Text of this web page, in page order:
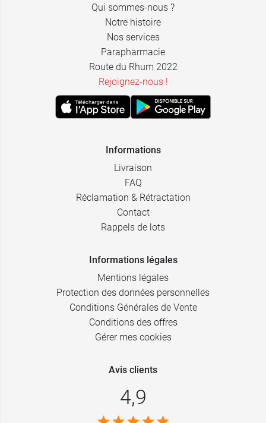
Qui sommes-nous ?
Notre histoire
Nos services
Parapharmacie
Route du Rhum 2022
Rejoignez-nous !
Informations
Livraison
FAQ
Réclamation & Rétractation
Contact
Rappels de lots
Informations légales
Mentions légales
Protection des données personnelles
Conditions Générales de Vente
Conditions des offres
Gérer mes cookies
Avis clients
4,9